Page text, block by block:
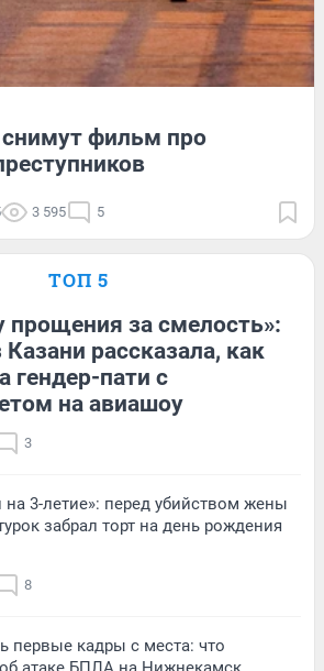
снимут фильм про
3 595 5
ТОП 5
прощения за смелость»:
Казани рассказала, как
гендер-пати с
на авиашоу
3
на 3-летие»: перед убийством жены
забрал торт на день рождения
8
первые кадры с места: что